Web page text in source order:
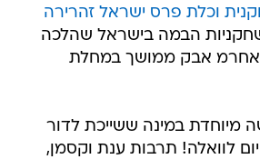
וכלת פרס ישראל זהרירה
הבמה בישראל שהלכה
בגיל 83 לאחרמ אבק ממושך במחלת
מיוחדת במינה ששייכת לדור
לוואלה! תרבות ענת וקסמן,